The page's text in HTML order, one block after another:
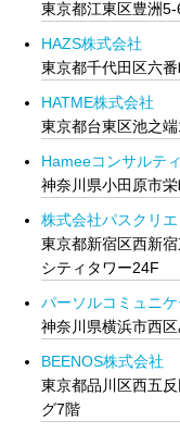
東京都江東区豊洲
HAZS株式会社
東京都千代田区六
HATME株式会社
東京都台東区池之
Hameeコンサルテ
神奈川県小田原市
株式会社パスクリエ
東京都新宿区西新
シティタワー24F
パーソルコミュニ
神奈川県横浜市西
BEENOS株式会社
東京都品川区西五
グ7階